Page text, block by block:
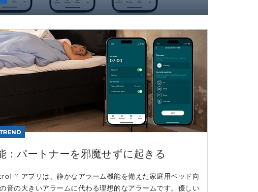
：パートナーを邪魔せずに起きる
アプリは、静かなアラーム機能を備えた家庭用ベッド向
音の大きいアラームに代わる理想的なアラームです。優しい